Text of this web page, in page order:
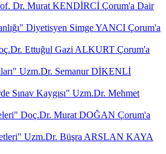
Dr. Murat KENDİRCİ Çorum'a Dair
Diyetisyen Simge YANCI Çorum'a
Ettuğul Gazi ALKURT Çorum'a
Uzm.Dr. Semanur DİKENLİ
Sınav Kaygısı" Uzm.Dr. Mehmet
Doç.Dr. Murat DOĞAN Çorum'a
Uzm.Dr. Büşra ARSLAN KAYA